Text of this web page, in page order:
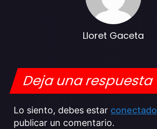
Lloret Gaceta
Deja una respuesta
Lo siento, debes estar conectado
publicar un comentario.